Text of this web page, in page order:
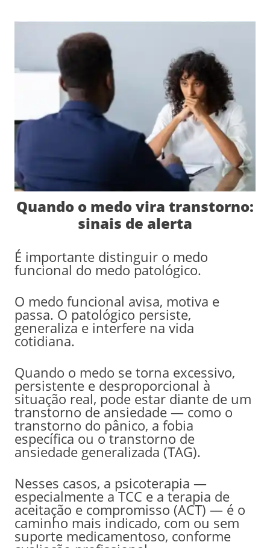
Quando o medo vira transtorno:
sinais de alerta
É importante distinguir o medo
funcional do medo patológico.
O medo funcional avisa, motiva e
passa. O patológico persiste,
generaliza e interfere na vida
cotidiana.
Quando o medo se torna excessivo,
persistente e desproporcional à
situação real, pode estar diante de um
transtorno de ansiedade — como o
transtorno do pânico, a fobia
específica ou o transtorno de
ansiedade generalizada (TAG).
Nesses casos, a psicoterapia —
especialmente a TCC e a terapia de
aceitação e compromisso (ACT) — é o
caminho mais indicado, com ou sem
suporte medicamentoso, conforme